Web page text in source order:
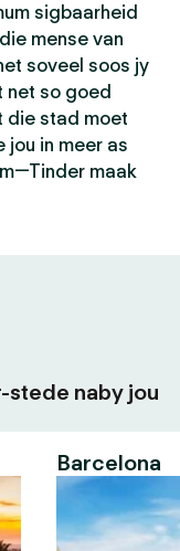
sigbaarheid
mense van
soveel soos jy
net so goed
die stad moet
jou in meer as
maak
stede naby jou
Barcelona